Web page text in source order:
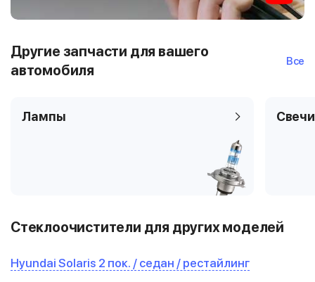
Другие запчасти для вашего
автомобиля
Все
Лампы
Стеклоочистители для других моделей
Hyundai Solaris 2 пок. / седан / рестайлинг